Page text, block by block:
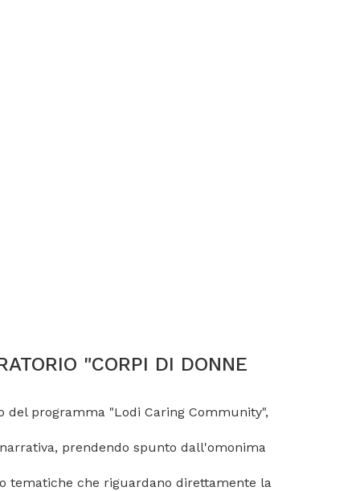
"CORPI DI DONNE
del programma "Lodi Caring Community",
prendendo spunto dall'omonima
tematiche che riguardano direttamente la